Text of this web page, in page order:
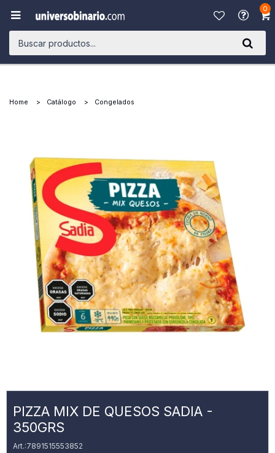
0

Home Catálogo Congelados
PIZZA MIX DE QUESOS SADIA -
350GRS
7891515553852